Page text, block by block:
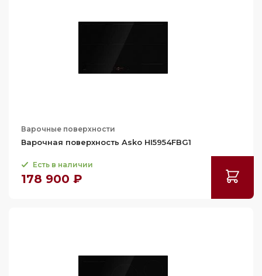
Варочные поверхности
Варочная поверхность Asko HI5954FBG1
Есть в наличии
178 900 ₽